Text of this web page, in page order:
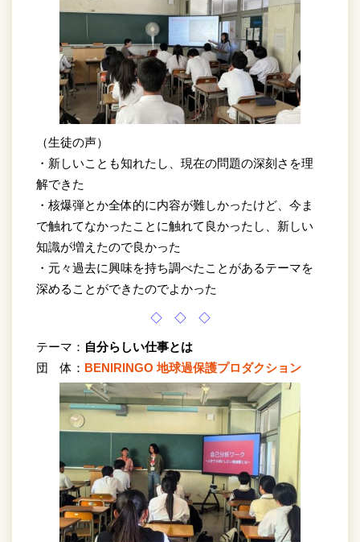
（生徒の声）
・新しいことも知れたし、現在の問題の深刻さを理
解できた
・核爆弾とか全体的に内容が難しかったけど、今ま
で触れてなかったことに触れて良かったし、新しい
知識が増えたので良かった
・元々過去に興味を持ち調べたことがあるテーマを
深めることができたのでよかった
◇ ◇ ◇
テーマ： 自分らしい仕事とは
団 体： BENIRINGO 地球過保護プロダクション